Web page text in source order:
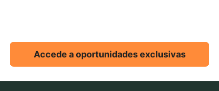
Accede a oportunidades exclusivas